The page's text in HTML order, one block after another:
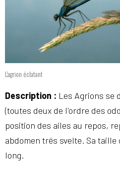
L'agrion éclatant
Description : Les Agrions se
(toutes deux de l'ordre des
position des ailes au repos,
abdomen trés svelte. Sa
long.